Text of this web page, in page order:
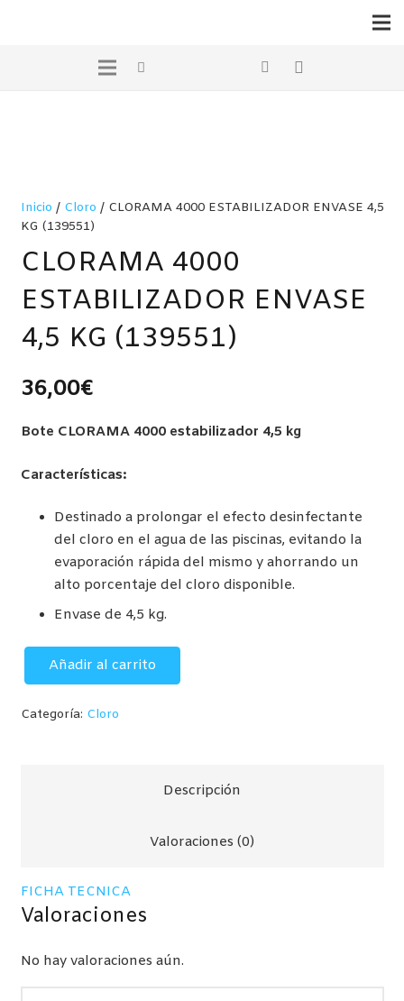
Inicio / Cloro / CLORAMA 4000 ESTABILIZADOR ENVASE 4,5
KG (139551)
CLORAMA 4000
ESTABILIZADOR ENVASE
4,5 KG (139551)
36,00€
Bote CLORAMA 4000 estabilizador 4,5 kg
Características:
Destinado a prolongar el efecto desinfectante
del cloro en el agua de las piscinas, evitando la
evaporación rápida del mismo y ahorrando un
alto porcentaje del cloro disponible.
Envase de 4,5 kg.
ESTABILIZADOR
Añadir al carrito
Categoría: Cloro
Descripción
Valoraciones (0)
FICHA TECNICA
Valoraciones
No hay valoraciones aún.